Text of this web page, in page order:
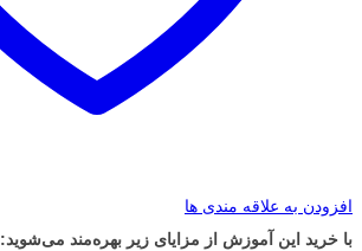
افزودن به علاقه مندی ها
با خرید این آموزش از مزایای زیر بهره‌مند می‌شوید: